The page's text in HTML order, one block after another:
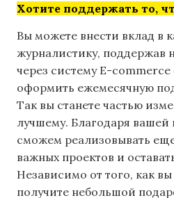
Хотите поддержать то,
Вы можете внести вклад в
журналистику, поддержав
через систему E-commerce
оформить ежемесячную
Так вы станете частью
лучшему. Благодаря
сможем реализовывать
важных проектов и
Независимо от того, как
получите небольшой